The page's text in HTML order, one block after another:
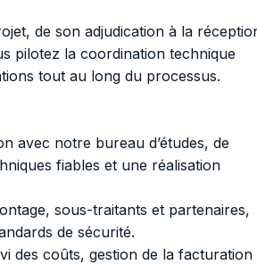
de son adjudication à la
pilotez la coordination technique
tout au long du processus.
avec notre bureau d’études, de
fiables et une réalisation
sous-traitants et partenaires,
de sécurité.
des coûts, gestion de la facturation